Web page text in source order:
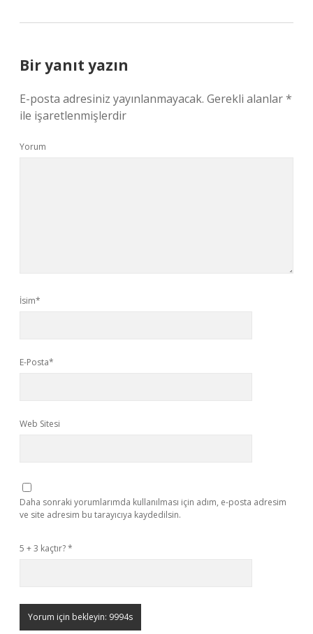
Bir yanıt yazın
E-posta adresiniz yayınlanmayacak. Gerekli alanlar*
ile işaretlenmişlerdir
Yorum
İsim*
E-Posta*
Web Sitesi
Daha sonraki yorumlarımda kullanılması için adım, e-posta adresim
ve site adresim bu tarayıcıya kaydedilsin.
5 + 3 kaçtır?*